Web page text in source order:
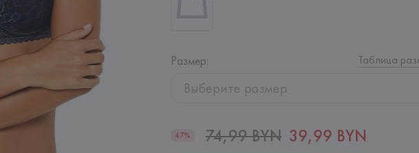
Размер: Таблица
Выберите размер
47% 74,99 BYN 39,99 BYN